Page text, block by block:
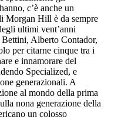
c’è anche un
Morgan Hill è da sempre
ultimi vent’anni
Alberto Contador,
per citarne cinque tra i
e innamorare del
Specialized, e
generazionali. A
al mondo della prima
nona generazione della
un colosso